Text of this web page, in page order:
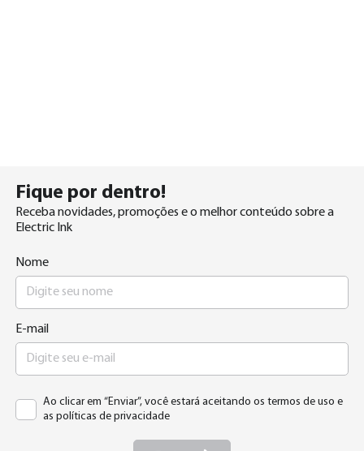
Fique por dentro!
Receba novidades, promoções e o melhor conteúdo sobre a
Electric Ink
Nome
E-mail
Ao clicar em “Enviar”, você estará aceitando os termos de uso e
as políticas de privacidade